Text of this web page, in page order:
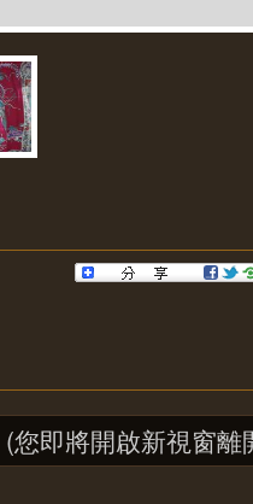
(您即將開啟新視窗離